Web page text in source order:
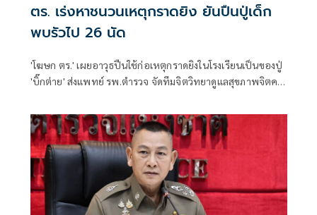
ตร. เร่งหาชนวนเหตุกราดยิง ยันปืนปู่เด็ก
พบรัวไป 26 นัด
'โฆษก ตร.' เผยอาวุธปืนใช้ก่อเหตุกราดยิงในโรงเรียนเป็นของปู่
'บิ๊กต่าย' ส่งแพทย์ รพ.ตำรวจ จัดทีมจิตวิทยาดูแลสุขภาพจิตครู